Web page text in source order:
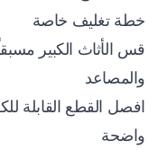
خطة تغليف خاصة
قس الأثاث الكبير
والمصاعد
افصل القطع القابلة
واضحة